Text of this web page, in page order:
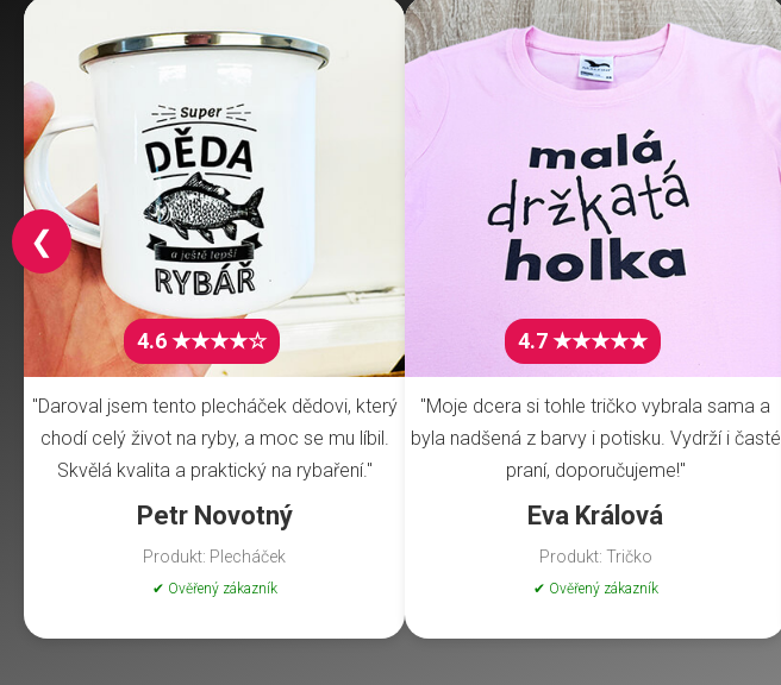
4.6 ★★★★☆
"Daroval jsem tento plecháček dědovi, který
chodí celý život na ryby, a moc se mu líbil.
Skvělá kvalita a praktický na rybaření."
Petr Novotný
Produkt: Plecháček
✔ Ověřený zákazník
4.7 ★★★★★
"Moje dcera si tohle tričko vybrala sama a
byla nadšená z barvy i potisku. Vydrží i časté
praní, doporučujeme!"
Eva Králová
Produkt: Tričko
✔ Ověřený zákazník
❮